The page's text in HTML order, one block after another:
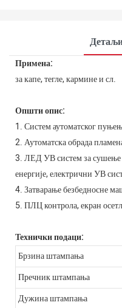
Примена:
за капе, тегле, кармине и сл.
Општи опис:
1. Систем аутоматског
2. Аутоматска обрада
3. ЛЕД УВ систем за сушење
енергије, електрични УВ
4. Затварање безбедносне
5. ПЛЦ контрола, екран
Технички подаци:
Брзина штампања
Пречник штампања
Дужина штампања